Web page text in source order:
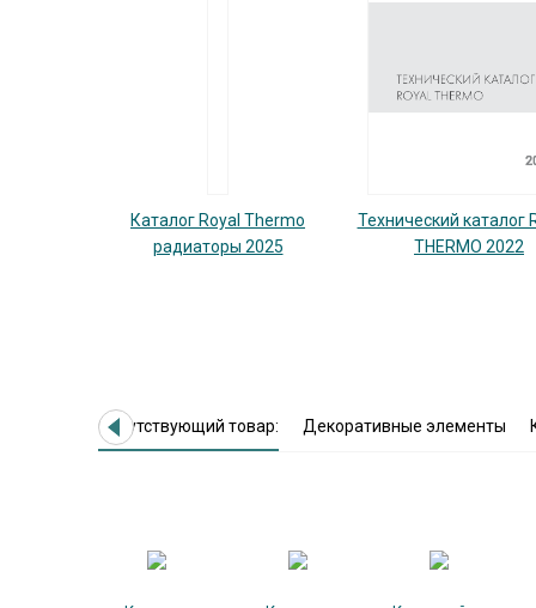
Каталог Royal Thermo
радиаторы 2025
Технический каталог
THERMO 2022
Сопутствующий товар: Декоративные элементы